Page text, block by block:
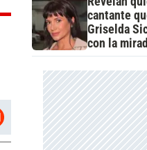
cantante
Griselda
con la